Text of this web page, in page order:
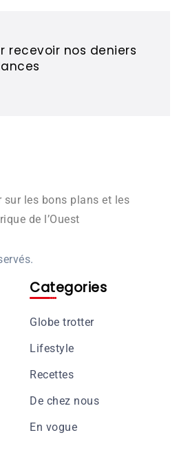
recevoir nos deniers
sur les bons plans et les
de l’Ouest
Categories
Globe trotter
Lifestyle
Recettes
De chez nous
En vogue